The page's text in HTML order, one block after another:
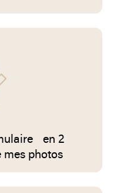
en 2
photos